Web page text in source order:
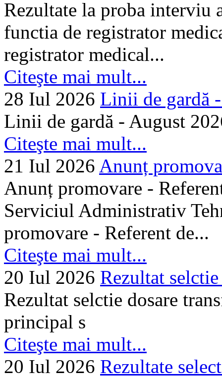
Rezultate la proba interviu
functia de registrator
registrator medical...
Citeşte mai mult...
28 Iul 2026 Linii de gardă
Linii de gardă - August
Citeşte mai mult...
21 Iul 2026 Anunț
Anunț promovare -
Serviciul Administrativ
promovare - Referent de...
Citeşte mai mult...
20 Iul 2026 Rezultat
Rezultat selctie dosare
principal s
Citeşte mai mult...
20 Iul 2026 Rezultate